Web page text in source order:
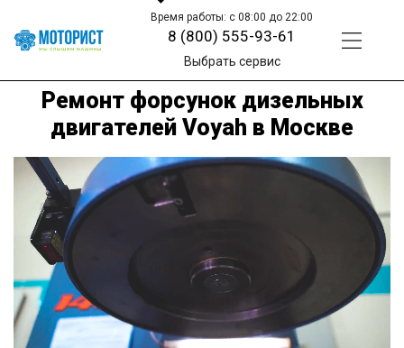
Время работы: с 08:00 до 22:00
8 (800) 555-93-61
Выбрать сервис
Ремонт форсунок дизельных
двигателей Voyah в Москве